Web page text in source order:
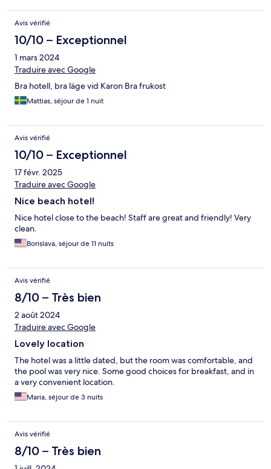
Avis vérifié
10/10 – Exceptionnel
1 mars 2024
Traduire avec Google
Bra hotell, bra läge vid Karon Bra frukost
Mattias, séjour de 1 nuit
Avis vérifié
10/10 – Exceptionnel
17 févr. 2025
Traduire avec Google
Nice beach hotel!
Nice hotel close to the beach! Staff are great and friendly! Very
clean.
Borislava, séjour de 11 nuits
Avis vérifié
8/10 – Très bien
2 août 2024
Traduire avec Google
Lovely location
The hotel was a little dated, but the room was comfortable, and
the pool was very nice. Some good choices for breakfast, and in
a very convenient location.
Maria, séjour de 3 nuits
Avis vérifié
8/10 – Très bien